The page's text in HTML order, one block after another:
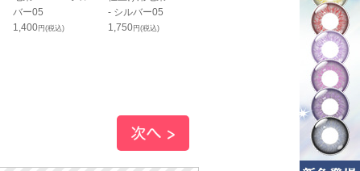
バー05
1,400円(税込)
- シルバー05
1,750円(税込)
バー05
2,050円(税込)